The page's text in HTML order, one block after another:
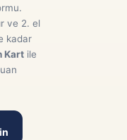
ve 2. el
kadar
Kart ile